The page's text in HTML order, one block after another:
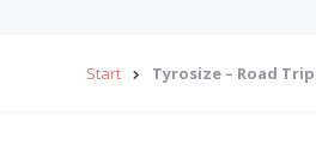
Start Tyrosize – Road Trip